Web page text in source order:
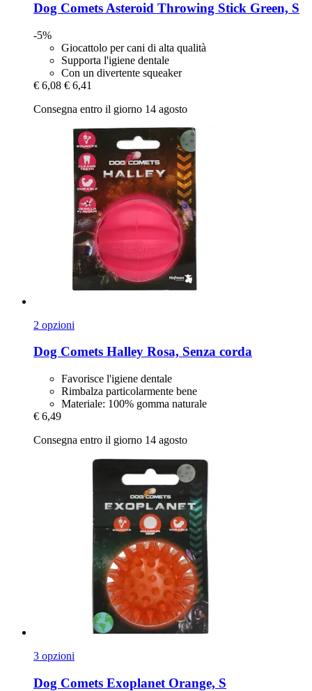
Dog Comets Asteroid Throwing Stick Green, S
-5%
Giocattolo per cani di alta qualità
Supporta l'igiene dentale
Con un divertente squeaker
€ 6,08 € 6,41
Consegna entro il giorno 14 agosto
2 opzioni
Dog Comets Halley Rosa, Senza corda
Favorisce l'igiene dentale
Rimbalza particolarmente bene
Materiale: 100% gomma naturale
€ 6,49
Consegna entro il giorno 14 agosto
3 opzioni
Dog Comets Exoplanet Orange, S